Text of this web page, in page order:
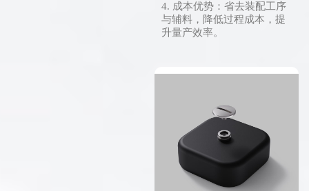
4. 成本优势：省去装配工序
与辅料，降低过程成本，提
升量产效率。